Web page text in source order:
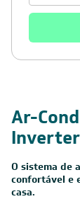
Ar-
O sistema de
confortável e
casa.